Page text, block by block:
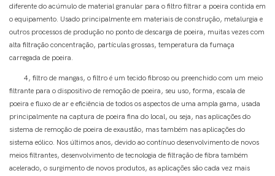
diferente do acúmulo de material granular para o filtro filtrar a poeira contida em
o equipamento. Usado principalmente em materiais de construção, metalurgia e
outros processos de produção no ponto de descarga de poeira, muitas vezes com
alta filtração concentração, partículas grossas, temperatura da fumaça
carregada de poeira.
4, filtro de mangas, o filtro é um tecido fibroso ou preenchido com um meio
filtrante para o dispositivo de remoção de poeira, seu uso, forma, escala de
poeira e fluxo de ar e eficiência de todos os aspectos de uma ampla gama, usada
principalmente na captura de poeira fina do local, ou seja, nas aplicações do
sistema de remoção de poeira de exaustão, mas também nas aplicações do
sistema eólico. Nos últimos anos, devido ao contínuo desenvolvimento de novos
meios filtrantes, desenvolvimento de tecnologia de filtração de fibra também
acelerado, o surgimento de novos produtos, as aplicações são cada vez mais